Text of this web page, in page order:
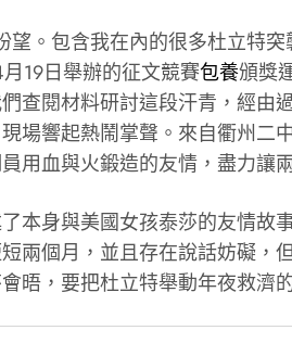
望。包含我在內的很多杜立特
19日舉辦的征文競賽包養頒獎
查閱材料研討這段汗青，經由
場響起熱鬧掌聲。來自衢州二
用血與火鍛造的友情，盡力讓
本身與美國女孩泰莎的友情
兩個月，並且存在說話妨礙，
晤，要把杜立特舉動年夜救濟